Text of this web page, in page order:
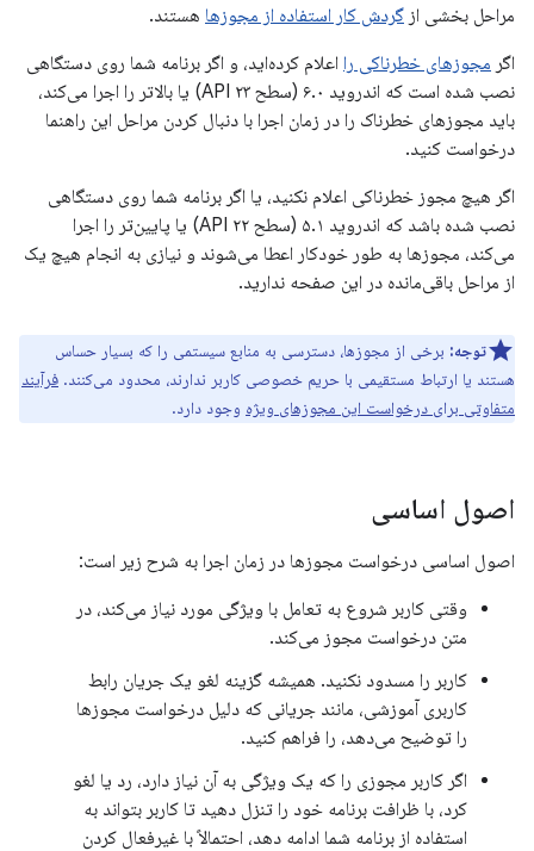
مراحل بخشی از گردش کار استفاده از مجوزها هستند.
اگر مجوزهای خطرناکی را اعلام کرده‌اید، و اگر برنامه شما روی دستگاهی
نصب شده است که اندروید ۶.۰ (سطح API ۲۳) یا بالاتر را اجرا می‌کند،
باید مجوزهای خطرناک را در زمان اجرا با دنبال کردن مراحل این راهنما
درخواست کنید.
اگر هیچ مجوز خطرناکی اعلام نکنید، یا اگر برنامه شما روی دستگاهی
نصب شده باشد که اندروید ۵.۱ (سطح API ۲۲) یا پایین‌تر را اجرا
می‌کند، مجوزها به طور خودکار اعطا می‌شوند و نیازی به انجام هیچ یک
از مراحل باقی‌مانده در این صفحه ندارید.
توجه: برخی از مجوزها، دسترسی به منابع سیستمی را که بسیار حساس
هستند یا ارتباط مستقیمی با حریم خصوصی کاربر ندارند، محدود می‌کنند. فرآیند
متفاوتی برای درخواست این مجوزهای ویژه وجود دارد.
اصول اساسی
اصول اساسی درخواست مجوزها در زمان اجرا به شرح زیر است:
وقتی کاربر شروع به تعامل با ویژگی مورد نیاز می‌کند، در
متن درخواست مجوز می‌کند.
کاربر را مسدود نکنید. همیشه گزینه لغو یک جریان رابط
کاربری آموزشی، مانند جریانی که دلیل درخواست مجوزها
را توضیح می‌دهد، را فراهم کنید.
اگر کاربر مجوزی را که یک ویژگی به آن نیاز دارد، رد یا لغو
کرد، با ظرافت برنامه خود را تنزل دهید تا کاربر بتواند به
استفاده از برنامه شما ادامه دهد، احتمالاً با غیرفعال کردن